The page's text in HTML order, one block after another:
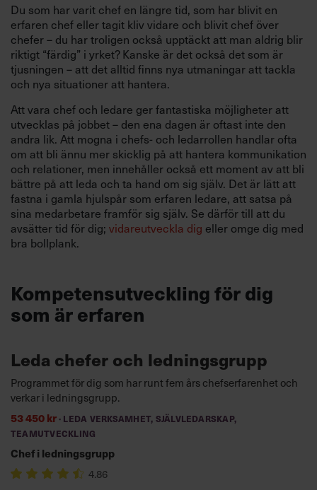
Du som har varit chef en längre tid, som har blivit en
erfaren chef eller tagit kliv vidare och blivit chef över
chefer – du har troligen också upptäckt att man aldrig blir
riktigt “färdig” i yrket? Kanske är det också det som är
tjusningen – att det alltid finns nya utmaningar att tackla
och nya situationer att hantera.
Att vara chef och ledare ger fantastiska möjligheter att
utvecklas på jobbet – den ena dagen är oftast inte den
andra lik. Att mogna i chefs- och ledarrollen handlar ofta
om att bli ännu mer skicklig på att hantera kommunikation
och relationer, men innehåller också ett moment av att bli
bättre på att leda och ta hand om sig själv. Det är lätt att
fastna i gamla hjulspår som erfaren ledare, att satsa på
sina medarbetare framför sig själv. Se därför till att du
avsätter tid för dig; vidareutveckla dig eller omge dig med
bra bollplank.
Kompetensutveckling för dig
som är erfaren
Leda chefer och ledningsgrupp
Programmet för dig som har runt fem års chefserfarenhet och
verkar i ledningsgrupp.
53 450 kr · LEDA VERKSAMHET, SJÄLVLEDARSKAP,
TEAMUTVECKLING
Chef i ledningsgrupp
4.86